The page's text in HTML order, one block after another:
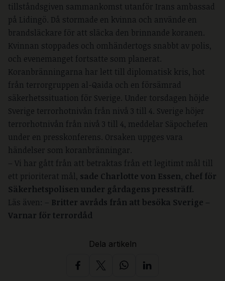
tillståndsgiven sammankomst utanför Irans ambassad
på Lidingö. Då stormade en kvinna och använde en
brandsläckare för att släcka den brinnande koranen.
Kvinnan stoppades och omhändertogs snabbt av polis,
och evenemanget fortsatte som planerat.
Koranbränningarna har lett till diplomatisk kris, hot
från terrorgruppen al-Qaida och en försämrad
säkerhetssituation för Sverige. Under torsdagen höjde
Sverige terrorhotnivån från nivå 3 till 4. Sverige höjer
terrorhotnivån från nivå 3 till 4, meddelar Säpochefen
under en presskonferens. Orsaken uppges vara
händelser som koranbränningar.
– Vi har gått från att betraktas från ett legitimt mål till
ett prioriterat mål, sade Charlotte von Essen, chef för
Säkerhetspolisen under gårdagens pressträff.
Läs även: – Britter avråds från att besöka Sverige –
Varnar för terrordåd
Dela artikeln